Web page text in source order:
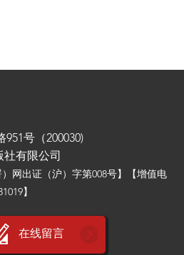
号（200030)
有限公司
）网出证（沪）字第008号】【增值电
】
在线留言